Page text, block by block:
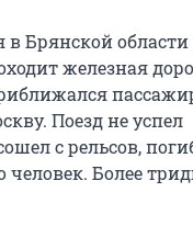
Брянской области
железная
Поезд не успел
с рельсов,
Более